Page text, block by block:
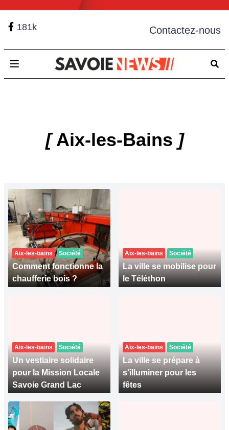
181k Contactez-nous
Open main menu
[Aix-les-Bains ]
Aix-les-bains Société
Comment fonctionne la
chaufferie bois ?
Aix-les-bains Société
La ville se mobilise pour
le Téléthon
Aix-les-bains Société
Un vestiaire solidaire
pour la Mission Locale
Savoie Grand Lac
Aix-les-bains Société
La ville se prépare à
s'illuminer pour les
fêtes